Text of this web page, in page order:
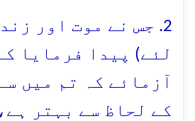
2. جس نے موت اور
لئے) پیدا فرمایا
آزمائے کہ تم میں
کے لحاظ سے بہتر